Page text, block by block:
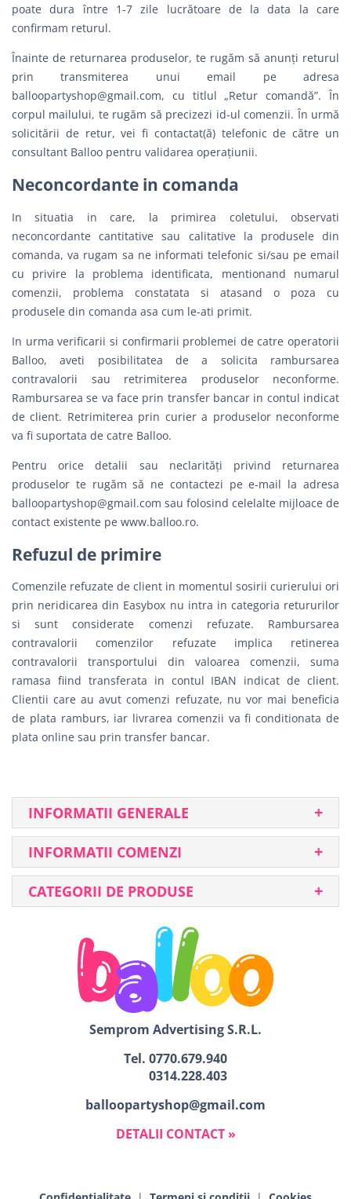
poate dura între 1-7 zile lucrătoare de la data la care
confirmam returul.
Înainte de returnarea produselor, te rugăm să anunți returul
prin transmiterea unui email pe adresa
balloopartyshop@gmail.com, cu titlul „Retur comandă”. În
corpul mailului, te rugăm să precizezi id-ul comenzii. În urmă
solicitării de retur, vei fi contactat(ă) telefonic de către un
consultant Balloo pentru validarea operațiunii.
Neconcordante in comanda
In situatia in care, la primirea coletului, observati
neconcordante cantitative sau calitative la produsele din
comanda, va rugam sa ne informati telefonic si/sau pe email
cu privire la problema identificata, mentionand numarul
comenzii, problema constatata si atasand o poza cu
produsele din comanda asa cum le-ati primit.
In urma verificarii si confirmarii problemei de catre operatorii
Balloo, aveti posibilitatea de a solicita rambursarea
contravalorii sau retrimiterea produselor neconforme.
Rambursarea se va face prin transfer bancar in contul indicat
de client. Retrimiterea prin curier a produselor neconforme
va fi suportata de catre Balloo.
Pentru orice detalii sau neclarităţi privind returnarea
produselor te rugăm să ne contactezi pe e-mail la adresa
balloopartyshop@gmail.com sau folosind celelalte mijloace de
contact existente pe www.balloo.ro.
Refuzul de primire
Comenzile refuzate de client in momentul sosirii curierului ori
prin neridicarea din Easybox nu intra in categoria retururilor
si sunt considerate comenzi refuzate. Rambursarea
contravalorii comenzilor refuzate implica retinerea
contravalorii transportului din valoarea comenzii, suma
ramasa fiind transferata in contul IBAN indicat de client.
Clientii care au avut comenzi refuzate, nu vor mai beneficia
de plata ramburs, iar livrarea comenzii va fi conditionata de
plata online sau prin transfer bancar.
INFORMATII GENERALE
INFORMATII COMENZI
CATEGORII DE PRODUSE
Semprom Advertising S.R.L.
Tel. 0770.679.940
0314.228.403
balloopartyshop@gmail.com
DETALII CONTACT »